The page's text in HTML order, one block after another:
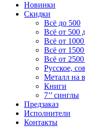
Новинки
Скидки
Всё до 500
Всё от 500
Всё от
Всё от
Всё от
Русское,
Металл на
Книги
7’’ синглы
Предзаказ
Исполнители
Контакты